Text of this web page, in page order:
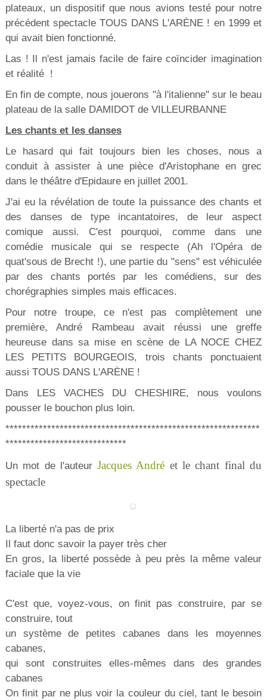
plateaux, un dispositif que nous avions testé pour notre
précédent spectacle TOUS DANS L'ARÈNE ! en 1999 et
qui avait bien fonctionné.
Las ! Il n'est jamais facile de faire coïncider imagination
et réalité !
En fin de compte, nous jouerons "à l'italienne" sur le beau
plateau de la salle DAMIDOT de VILLEURBANNE
Les chants et les danses
Le hasard qui fait toujours bien les choses, nous a
conduit à assister à une pièce d'Aristophane en grec
dans le théâtre d'Epidaure en juillet 2001.
J'ai eu la révélation de toute la puissance des chants et
des danses de type incantatoires, de leur aspect
comique aussi. C'est pourquoi, comme dans une
comédie musicale qui se respecte (Ah l'Opéra de
quat'sous de Brecht !), une partie du "sens" est véhiculée
par des chants portés par les comédiens, sur des
chorégraphies simples mais efficaces.
Pour notre troupe, ce n'est pas complètement une
première, André Rambeau avait réussi une greffe
heureuse dans sa mise en scène de LA NOCE CHEZ
LES PETITS BOURGEOIS, trois chants ponctuaient
aussi TOUS DANS L'ARÈNE !
Dans LES VACHES DU CHESHIRE, nous voulons
pousser le bouchon plus loin.
*************************************************************
*****************************
Un mot de l'auteurJacques André et le chant final du
spectacle
La liberté n'a pas de prix
Il faut donc savoir la payer très cher
En gros, la liberté possède à peu près la même valeur
faciale que la vie
C'est que, voyez-vous, on finit pas construire, par se
construire, tout
un système de petites cabanes dans les moyennes
cabanes,
qui sont construites elles-mêmes dans des grandes
cabanes
On finit par ne plus voir la couleur du ciel, tant le besoin